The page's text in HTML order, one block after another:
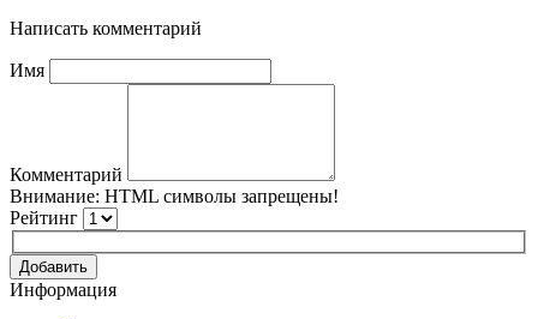
Написать комментарий
Имя
Комментарий
Внимание: HTML символы запрещены!
Рейтинг
Добавить
Информация